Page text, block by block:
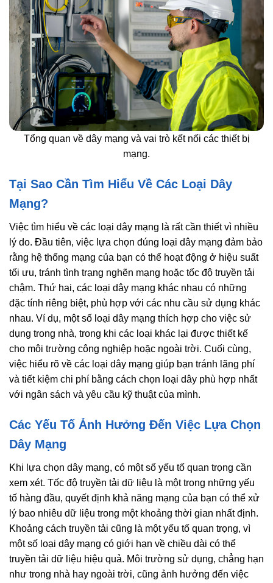
Tổng quan về dây mạng và vai trò kết nối các thiết bị
mạng.
Tại Sao Cần Tìm Hiểu Về Các Loại Dây
Mạng?
Việc tìm hiểu về các loại dây mạng là rất cần thiết vì nhiều
lý do. Đầu tiên, việc lựa chọn đúng loại dây mạng đảm bảo
rằng hệ thống mạng của bạn có thể hoạt động ở hiệu suất
tối ưu, tránh tình trạng nghẽn mạng hoặc tốc độ truyền tải
chậm. Thứ hai, các loại dây mạng khác nhau có những
đặc tính riêng biệt, phù hợp với các nhu cầu sử dụng khác
nhau. Ví dụ, một số loại dây mạng thích hợp cho việc sử
dụng trong nhà, trong khi các loại khác lại được thiết kế
cho môi trường công nghiệp hoặc ngoài trời. Cuối cùng,
việc hiểu rõ về các loại dây mạng giúp bạn tránh lãng phí
và tiết kiệm chi phí bằng cách chọn loại dây phù hợp nhất
với ngân sách và yêu cầu kỹ thuật của mình.
Các Yếu Tố Ảnh Hưởng Đến Việc Lựa Chọn
Dây Mạng
Khi lựa chọn dây mạng, có một số yếu tố quan trọng cần
xem xét. Tốc độ truyền tải dữ liệu là một trong những yếu
tố hàng đầu, quyết định khả năng mạng của bạn có thể xử
lý bao nhiêu dữ liệu trong một khoảng thời gian nhất định.
Khoảng cách truyền tải cũng là một yếu tố quan trọng, vì
một số loại dây mạng có giới hạn về chiều dài có thể
truyền tải dữ liệu hiệu quả. Môi trường sử dụng, chẳng hạn
như trong nhà hay ngoài trời, cũng ảnh hưởng đến việc